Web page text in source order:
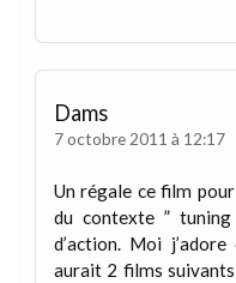
Dams
7 octobre 2011 à 12:17
Un régale ce film
du contexte ”
d’action. Moi
aurait 2 films